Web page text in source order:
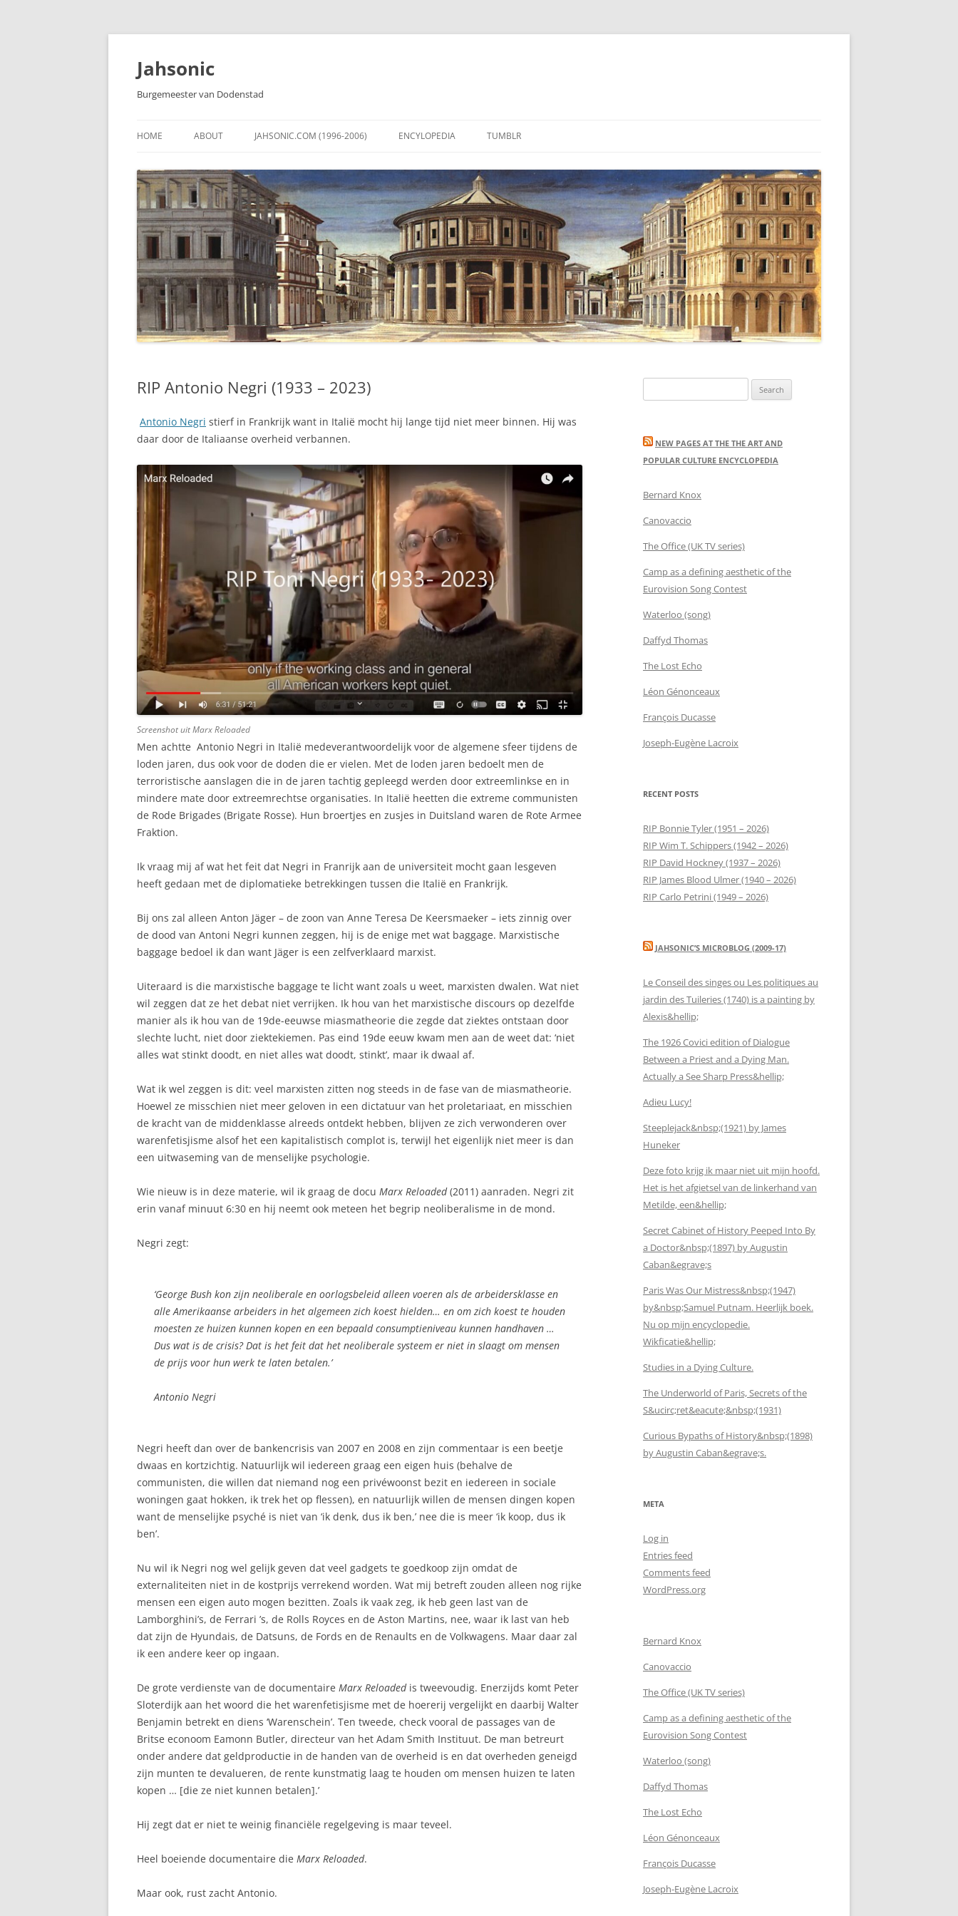
Skip
content
Jahsonic
Burgemeester van Dodenstad
HOME ABOUT JAHSONIC.COM (1996-2006) ENCYLOPEDIA TUMBLR
RIP Antonio Negri (1933 – 2023)
Antonio Negri stierf in Frankrijk want in Italië mocht hij lange tijd niet meer binnen. Hij was
daar door de Italiaanse overheid verbannen.
Screenshot uitMarx Reloaded
Men achtte Antonio Negri in Italië medeverantwoordelijk voor de algemene sfeer tijdens de
loden jaren, dus ook voor de doden die er vielen. Met de loden jaren bedoelt men de
terroristische aanslagen die in de jaren tachtig gepleegd werden door extreemlinkse en in
mindere mate door extreemrechtse organisaties. In Italië heetten die extreme communisten
de Rode Brigades (Brigate Rosse). Hun broertjes en zusjes in Duitsland waren de Rote Armee
Fraktion.
Ik vraag mij af wat het feit dat Negri in Franrijk aan de universiteit mocht gaan lesgeven
heeft gedaan met de diplomatieke betrekkingen tussen die Italië en Frankrijk.
Bij ons zal alleen Anton Jäger – de zoon van Anne Teresa De Keersmaeker – iets zinnig over
de dood van Antoni Negri kunnen zeggen, hij is de enige met wat baggage. Marxistische
baggage bedoel ik dan want Jäger is een zelfverklaard marxist.
Uiteraard is die marxistische baggage te licht want zoals u weet, marxisten dwalen. Wat niet
wil zeggen dat ze het debat niet verrijken. Ik hou van het marxistische discours op dezelfde
manier als ik hou van de 19de-eeuwse miasmatheorie die zegde dat ziektes ontstaan door
slechte lucht, niet door ziektekiemen. Pas eind 19de eeuw kwam men aan de weet dat: ‘niet
alles wat stinkt doodt, en niet alles wat doodt, stinkt’, maar ik dwaal af.
Wat ik wel zeggen is dit: veel marxisten zitten nog steeds in de fase van de miasmatheorie.
Hoewel ze misschien niet meer geloven in een dictatuur van het proletariaat, en misschien
de kracht van de middenklasse alreeds ontdekt hebben, blijven ze zich verwonderen over
warenfetisjisme alsof het een kapitalistisch complot is, terwijl het eigenlijk niet meer is dan
een uitwaseming van de menselijke psychologie.
Wie nieuw is in deze materie, wil ik graag de docu Marx Reloaded(2011) aanraden. Negri zit
erin vanaf minuut 6:30 en hij neemt ook meteen het begrip neoliberalisme in de mond.
Negri zegt:
‘George Bush kon zijn neoliberale en oorlogsbeleid alleen voeren als de arbeidersklasse en
alle Amerikaanse arbeiders in het algemeen zich koest hielden… en om zich koest te houden
moesten ze huizen kunnen kopen en een bepaald consumptieniveau kunnen handhaven …
Dus wat is de crisis? Dat is het feit dat het neoliberale systeem er niet in slaagt om mensen
de prijs voor hun werk te laten betalen.’
Antonio Negri
Negri heeft dan over de bankencrisis van 2007 en 2008 en zijn commentaar is een beetje
dwaas en kortzichtig. Natuurlijk wil iedereen graag een eigen huis (behalve de
communisten, die willen dat niemand nog een privéwoonst bezit en iedereen in sociale
woningen gaat hokken, ik trek het op flessen), en natuurlijk willen de mensen dingen kopen
want de menselijke psyché is niet van ‘ik denk, dus ik ben,’ nee die is meer ‘ik koop, dus ik
ben’.
Nu wil ik Negri nog wel gelijk geven dat veel gadgets te goedkoop zijn omdat de
externaliteiten niet in de kostprijs verrekend worden. Wat mij betreft zouden alleen nog rijke
mensen een eigen auto mogen bezitten. Zoals ik vaak zeg, ik heb geen last van de
Lamborghini’s, de Ferrari ’s, de Rolls Royces en de Aston Martins, nee, waar ik last van heb
dat zijn de Hyundais, de Datsuns, de Fords en de Renaults en de Volkwagens. Maar daar zal
ik een andere keer op ingaan.
De grote verdienste van de documentaire Marx Reloadedis tweevoudig. Enerzijds komt Peter
Sloterdijk aan het woord die het warenfetisjisme met de hoererij vergelijkt en daarbij Walter
Benjamin betrekt en diens ‘Warenschein’. Ten tweede, check vooral de passages van de
Britse econoom Eamonn Butler, directeur van het Adam Smith Instituut. De man betreurt
onder andere dat geldproductie in de handen van de overheid is en dat overheden geneigd
zijn munten te devalueren, de rente kunstmatig laag te houden om mensen huizen te laten
kopen … [die ze niet kunnen betalen].’
Hij zegt dat er niet te weinig financiële regelgeving is maar teveel.
Heel boeiende documentaire die Marx Reloaded.
Maar ook, rust zacht Antonio.
for:
NEW PAGES AT THE THE ART AND
POPULAR CULTURE ENCYCLOPEDIA
Bernard Knox
Canovaccio
The Office (UK TV series)
Camp as a defining aesthetic of the
Eurovision Song Contest
Waterloo (song)
Daffyd Thomas
The Lost Echo
Léon Génonceaux
François Ducasse
Joseph-Eugène Lacroix
RECENT POSTS
RIP Bonnie Tyler (1951 – 2026)
RIP Wim T. Schippers (1942 – 2026)
RIP David Hockney (1937 – 2026)
RIP James Blood Ulmer (1940 – 2026)
RIP Carlo Petrini (1949 – 2026)
JAHSONIC’S MICROBLOG (2009-17)
Le Conseil des singes ou Les politiques au
jardin des Tuileries (1740) is a painting by
Alexis&hellip;
The 1926 Covici edition of Dialogue
Between a Priest and a Dying Man.
Actually a See Sharp Press&hellip;
Adieu Lucy!
Steeplejack&nbsp;(1921) by James
Huneker
Deze foto krijg ik maar niet uit mijn hoofd.
Het is het afgietsel van de linkerhand van
Metilde, een&hellip;
Secret Cabinet of History Peeped Into By
a Doctor&nbsp;(1897) by Augustin
Caban&egrave;s
Paris Was Our Mistress&nbsp;(1947)
by&nbsp;Samuel Putnam. Heerlijk boek.
Nu op mijn encyclopedie.
Wikficatie&hellip;
Studies in a Dying Culture.
The Underworld of Paris, Secrets of the
S&ucirc;ret&eacute;&nbsp;(1931)
Curious Bypaths of History&nbsp;(1898)
by Augustin Caban&egrave;s.
META
Log in
Entries feed
Comments feed
WordPress.org
Bernard Knox
Canovaccio
The Office (UK TV series)
Camp as a defining aesthetic of the
Eurovision Song Contest
Waterloo (song)
Daffyd Thomas
The Lost Echo
Léon Génonceaux
François Ducasse
Joseph-Eugène Lacroix